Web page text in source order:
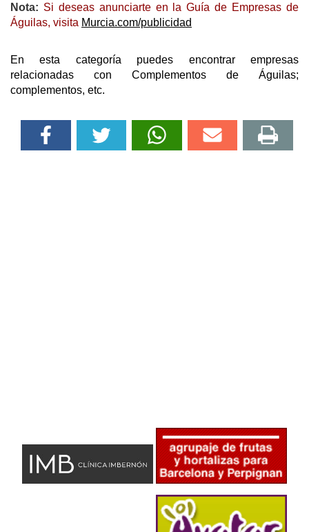
Nota: Si deseas anunciarte en la Guía de Empresas de
Águilas, visita Murcia.com/publicidad
En esta categoría puedes encontrar empresas
relacionadas con Complementos de Águilas;
complementos, etc.